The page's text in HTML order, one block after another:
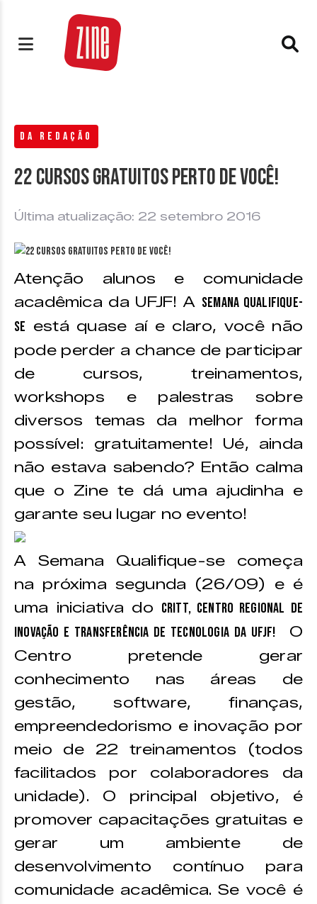
DA REDAÇÃO
22 cursos gratuitos perto de você!
Última atualização: 22 setembro 2016
Atenção alunos e comunidade
acadêmica da UFJF! A Semana Qualifique-
se está quase aí e claro, você não
pode perder a chance de participar
de cursos, treinamentos,
workshops e palestras sobre
diversos temas da melhor forma
possível: gratuitamente! Ué, ainda
não estava sabendo? Então calma
que o Zine te dá uma ajudinha e
garante seu lugar no evento!
A Semana Qualifique-se começa
na próxima segunda (26/09) e é
uma iniciativa do Critt, Centro Regional de
Inovação e Transferência de Tecnologia da UFJF! O
Centro pretende gerar
conhecimento nas áreas de
gestão, software, finanças,
empreendedorismo e inovação por
meio de 22 treinamentos (todos
facilitados por colaboradores da
unidade). O principal objetivo, é
promover capacitações gratuitas e
gerar um ambiente de
desenvolvimento contínuo para
comunidade acadêmica. Se você é